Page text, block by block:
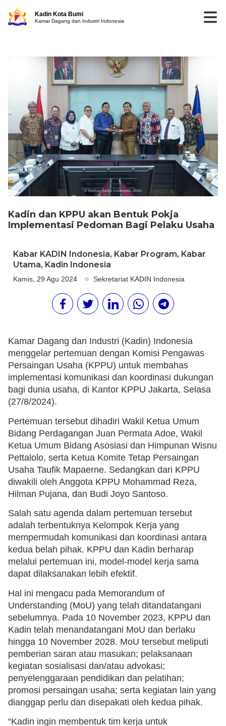
Kadin Kota Bumi
Kamar Dagang dan Industri Indonesia
Kadin dan KPPU akan Bentuk Pokja
Implementasi Pedoman Bagi Pelaku Usaha
Kabar KADIN Indonesia, Kabar Program, Kabar
Utama, Kadin Indonesia
Kamis, 29 Agu 2024 Sekretariat KADIN Indonesia
Kamar Dagang dan Industri (Kadin) Indonesia
menggelar pertemuan dengan Komisi Pengawas
Persaingan Usaha (KPPU) untuk membahas
implementasi komunikasi dan koordinasi dukungan
bagi dunia usaha, di Kantor KPPU Jakarta, Selasa
(27/8/2024).
Pertemuan tersebut dihadiri Wakil Ketua Umum
Bidang Perdagangan Juan Permata Adoe, Wakil
Ketua Umum Bidang Asosiasi dan Himpunan Wisnu
Pettalolo, serta Ketua Komite Tetap Persaingan
Usaha Taufik Mapaerne. Sedangkan dari KPPU
diwakili oleh Anggota KPPU Mohammad Reza,
Hilman Pujana, dan Budi Joyo Santoso.
Salah satu agenda dalam pertemuan tersebut
adalah terbentuknya Kelompok Kerja yang
mempermudah komunikasi dan koordinasi antara
kedua belah pihak. KPPU dan Kadin berharap
melalui pertemuan ini, model-model kerja sama
dapat dilaksanakan lebih efektif.
Hal ini mengacu pada Memorandum of
Understanding (MoU) yang telah ditandatangani
sebelumnya. Pada 10 November 2023, KPPU dan
Kadin telah menandatangani MoU dan berlaku
hingga 10 November 2028. MoU tersebut meliputi
pemberian saran atau masukan; pelaksanaan
kegiatan sosialisasi dan/atau advokasi;
penyelenggaraan pendidikan dan pelatihan;
promosi persaingan usaha; serta kegiatan lain yang
dianggap perlu dan disepakati oleh kedua pihak.
“Kadin ingin membentuk tim kerja untuk